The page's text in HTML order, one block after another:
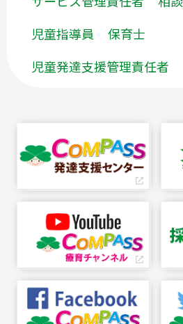
児童指導員
保育士
児童発達支援管理責任者